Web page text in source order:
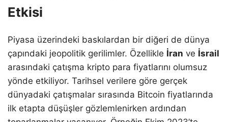
Etkisi
Piyasa üzerindeki baskılardan bir diğeri de dünya
çapındaki jeopolitik gerilimler. Özellikle İran ve İsrail
arasındaki çatışma kripto para fiyatlarını olumsuz
yönde etkiliyor. Tarihsel verilere göre gerçek
dünyadaki çatışmalar sırasında Bitcoin fiyatlarında
ilk etapta düşüşler gözlemlenirken ardından